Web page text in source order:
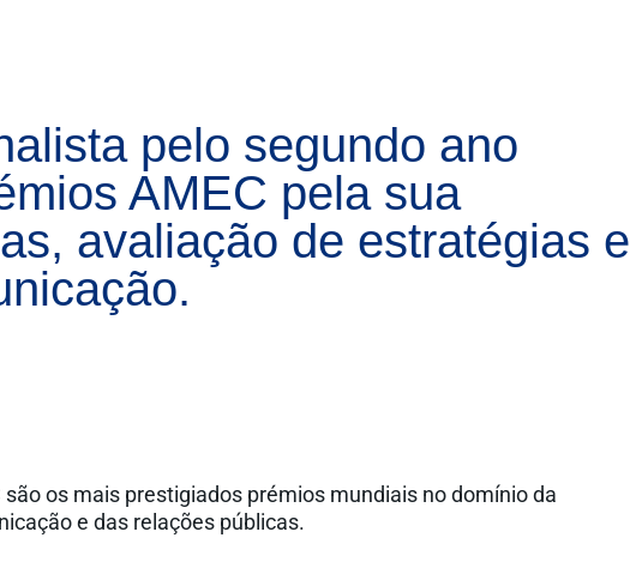
pelo segundo ano
AMEC pela sua
avaliação de estratégias e
são os mais prestigiados prémios mundiais no domínio da
e das relações públicas.